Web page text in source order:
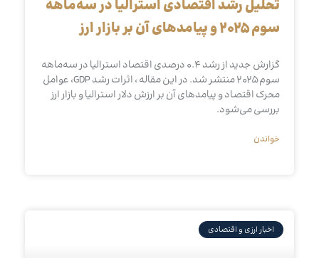
تحلیل رشد اقتصادی استرالیا در سه‌ماهه
سوم ۲۰۲۵ و پیامدهای آن بر بازار ارز
گزارش جدید از رشد ۰.۴ درصدی اقتصاد استرالیا در سه‌ماهه
سوم ۲۰۲۵ منتشر شد. در این مقاله ، اثرات رشد GDP، عوامل
محرک اقتصاد و پیامدهای آن بر ارزش دلار استرالیا و بازار ارز
بررسی می‌شود.
خواندن
اخبار ارزی و اقتصادی